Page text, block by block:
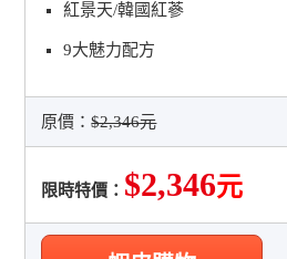
紅景天/韓國紅蔘
9大魅力配方
原價：$2,346元
限時特價： $2,346元